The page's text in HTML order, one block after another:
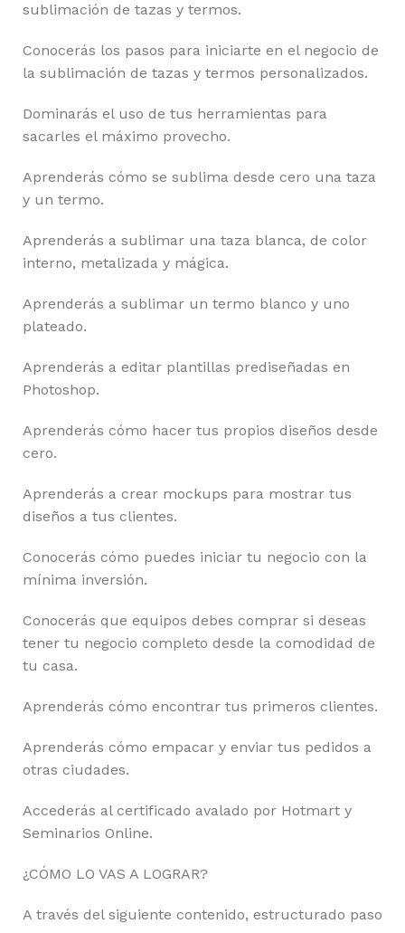
sublimación de tazas y termos.
Conocerás los pasos para iniciarte en el negocio de
la sublimación de tazas y termos personalizados.
Dominarás el uso de tus herramientas para
sacarles el máximo provecho.
Aprenderás cómo se sublima desde cero una taza
y un termo.
Aprenderás a sublimar una taza blanca, de color
interno, metalizada y mágica.
Aprenderás a sublimar un termo blanco y uno
plateado.
Aprenderás a editar plantillas prediseñadas en
Photoshop.
Aprenderás cómo hacer tus propios diseños desde
cero.
Aprenderás a crear mockups para mostrar tus
diseños a tus clientes.
Conocerás cómo puedes iniciar tu negocio con la
mínima inversión.
Conocerás que equipos debes comprar si deseas
tener tu negocio completo desde la comodidad de
tu casa.
Aprenderás cómo encontrar tus primeros clientes.
Aprenderás cómo empacar y enviar tus pedidos a
otras ciudades.
Accederás al certificado avalado por Hotmart y
Seminarios Online.
¿CÓMO LO VAS A LOGRAR?
A través del siguiente contenido, estructurado paso